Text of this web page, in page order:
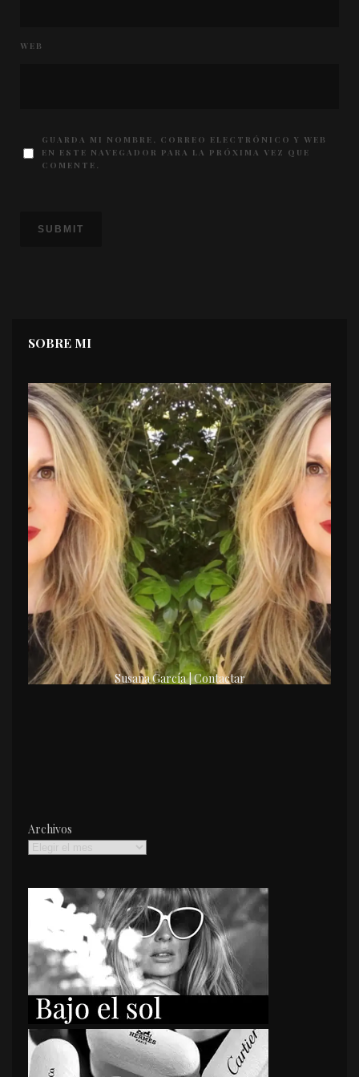
WEB
GUARDA MI NOMBRE, CORREO ELECTRÓNICO Y WEB
EN ESTE NAVEGADOR PARA LA PRÓXIMA VEZ QUE
COMENTE.
SOBRE MI
Susana García | Contactar
Archivos